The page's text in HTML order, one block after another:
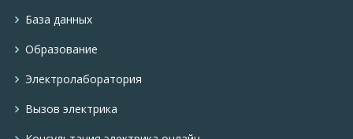
База данных
Образование
Электролаборатория
Вызов электрика